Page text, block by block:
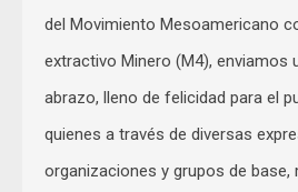
del Movimiento Mesoamericano
extractivo Minero (M4), enviamos
abrazo, lleno de felicidad para el
quienes a través de diversas
organizaciones y grupos de base,